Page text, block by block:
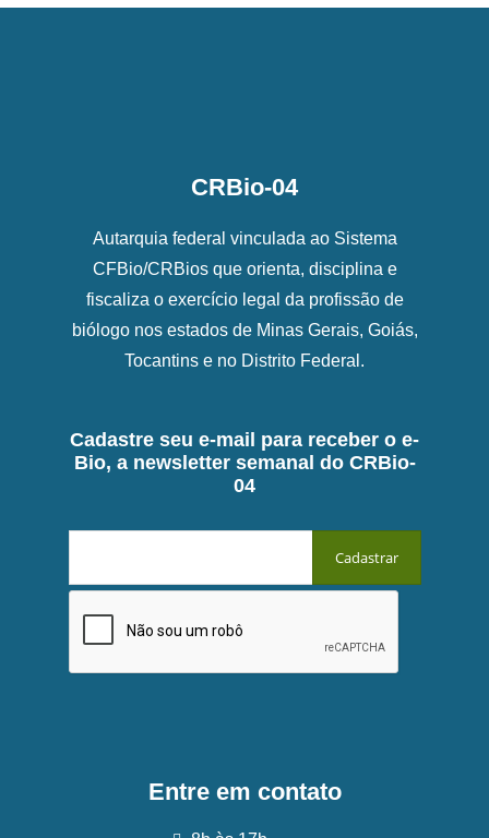
CRBio-04
Autarquia federal vinculada ao Sistema
CFBio/CRBios que orienta, disciplina e
fiscaliza o exercício legal da profissão de
biólogo nos estados de Minas Gerais, Goiás,
Tocantins e no Distrito Federal.
Cadastre seu e-mail para receber o e-
Bio, a newsletter semanal do CRBio-
04
Entre em contato